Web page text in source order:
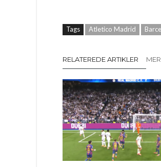
Tags Atletico Madrid
RELATEREDE ARTIKLER